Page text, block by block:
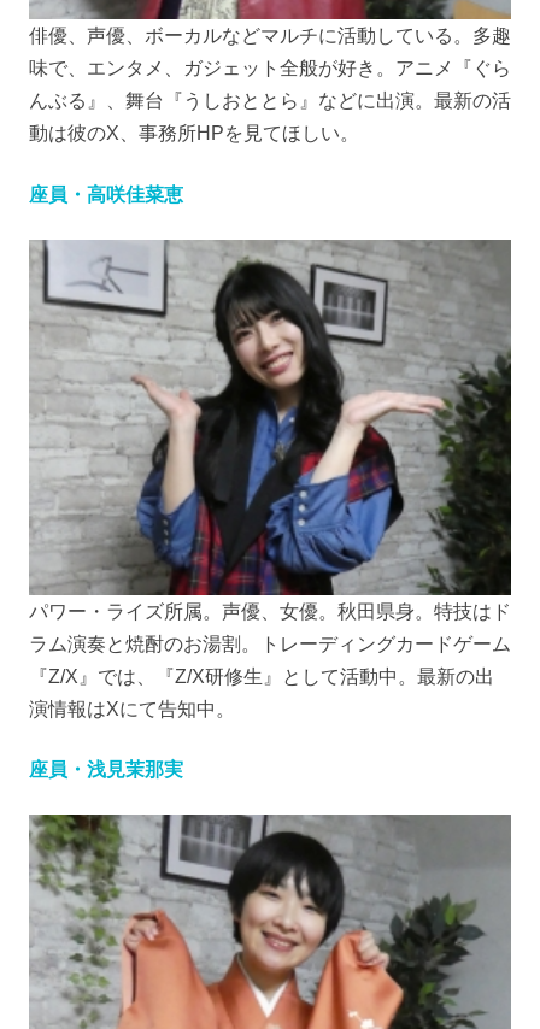
俳優、声優、ボーカルなどマルチに活動している。多趣
味で、エンタメ、ガジェット全般が好き。アニメ『ぐら
んぶる』、舞台『うしおととら』などに出演。最新の活
動は彼のX、事務所HPを見てほしい。
座員・高咲佳菜恵
パワー・ライズ所属。声優、女優。秋田県身。特技はド
ラム演奏と焼酎のお湯割。トレーディングカードゲーム
『Z/X』では、『Z/X研修生』として活動中。最新の出
演情報はXにて告知中。
座員・浅見茉那実